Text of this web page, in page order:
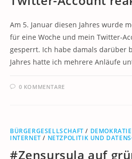
Am 5. Januar diesen Jahres wurde
für eine Woche und mein Twitter-
gesperrt. Ich habe damals darüber
Jahres hatte ich mehrere Anläufe
0 KOMMENTARE
BÜRGERGESELLSCHAFT / DEMOKRATIE
INTERNET / NETZPOLITIK UND
#Zensursula auf